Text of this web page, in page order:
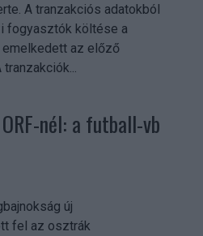
A tranzakciós adatokból
fogyasztók költése a
az előző
nél: a futball-vb
új
fel az osztrák